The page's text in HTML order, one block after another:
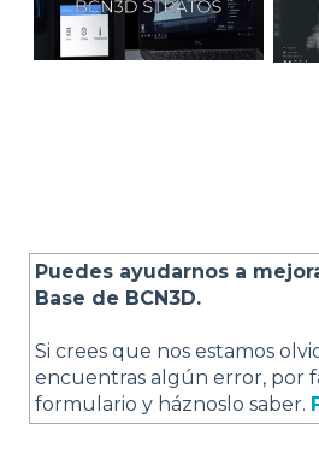
Puedes ayudarnos a
Base de BCN3D.
Si crees que nos estamos
encuentras algún error, por
formulario y háznoslo saber.